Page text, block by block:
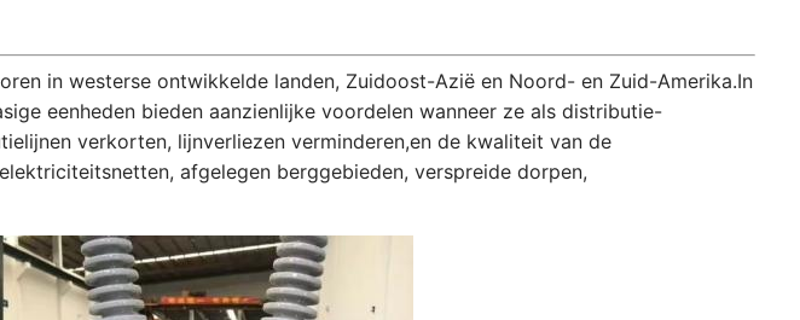
in westerse ontwikkelde landen, Zuidoost-Azië en Noord- en Zuid-Amerika.In
eenheden bieden aanzienlijke voordelen wanneer ze als distributie-
verkorten, lijnverliezen verminderen,en de kwaliteit van de
afgelegen berggebieden, verspreide dorpen,